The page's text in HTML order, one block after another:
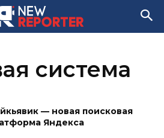
система
— новая поисковая
Яндекса